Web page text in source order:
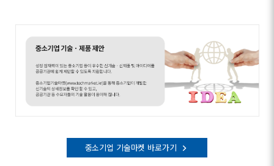
중소기업 기술마켓 바로가기